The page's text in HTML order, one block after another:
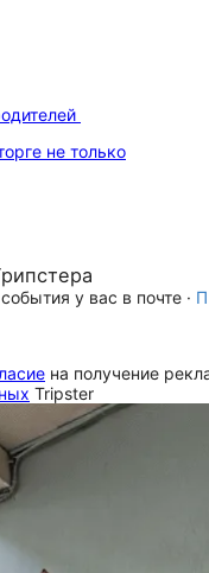
не только
у вас в почте ·
на получение
Tripster